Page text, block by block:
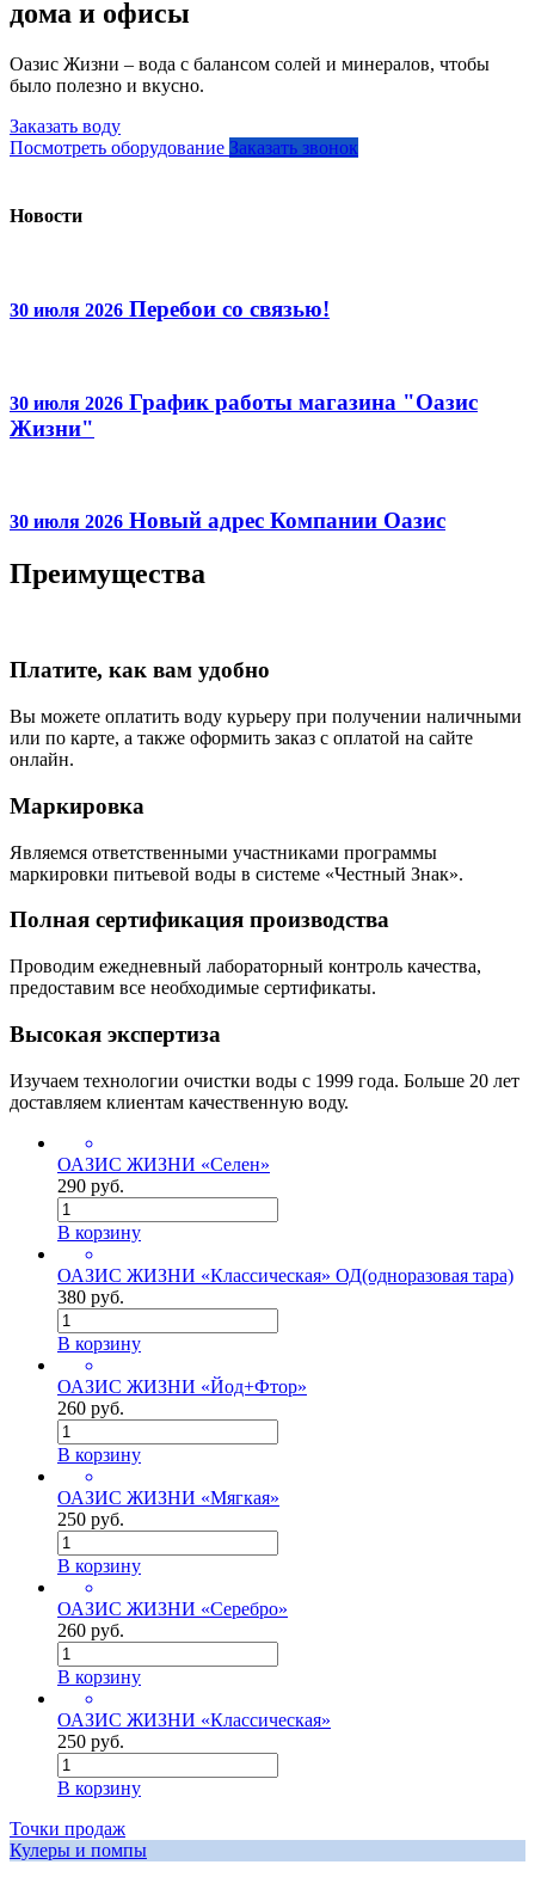
дома и офисы
Оазис Жизни – вода с балансом солей и минералов, чтобы
было полезно и вкусно.
Заказать воду
Посмотреть оборудование Заказать звонок
Новости
30 июля 2026 Перебои со связью!
30 июля 2026 График работы магазина "Оазис
Жизни"
30 июля 2026 Новый адрес Компании Оазис
Преимущества
Платите, как вам удобно
Вы можете оплатить воду курьеру при получении наличными
или по карте, а также оформить заказ с оплатой на сайте
онлайн.
Маркировка
Являемся ответственными участниками программы
маркировки питьевой воды в системе «Честный Знак».
Полная сертификация производства
Проводим ежедневный лабораторный контроль качества,
предоставим все необходимые сертификаты.
Высокая экспертиза
Изучаем технологии очистки воды с 1999 года. Больше 20 лет
доставляем клиентам качественную воду.
ОАЗИС ЖИЗНИ «Селен»
290 руб.
В корзину
ОАЗИС ЖИЗНИ «Классическая» ОД(одноразовая тара)
380 руб.
В корзину
ОАЗИС ЖИЗНИ «Йод+Фтор»
260 руб.
В корзину
ОАЗИС ЖИЗНИ «Мягкая»
250 руб.
В корзину
ОАЗИС ЖИЗНИ «Серебро»
260 руб.
В корзину
ОАЗИС ЖИЗНИ «Классическая»
250 руб.
В корзину
Точки продаж
Кулеры и помпы